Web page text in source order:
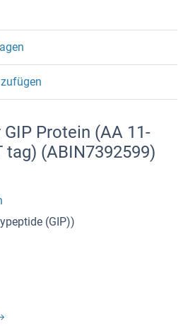
Protein (AA 11-
tag) (ABIN7392599)
(GIP))